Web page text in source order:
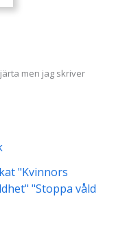
men jag skriver